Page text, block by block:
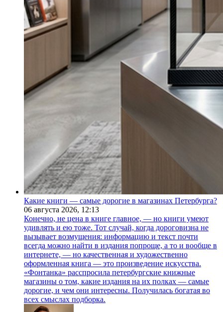
Какие книги — самые дорогие в магазинах Петербурга?
06 августа 2026, 12:13
Конечно, не цена в книге главное, — но книги умеют
удивлять и ею тоже. Тот случай, когда дороговизна не
вызывает возмущения: информацию и текст почти
всегда можно найти в издания попроще, а то и вообще в
интернете, — но качественная и художественно
оформленная книга — это произведение искусства.
«Фонтанка» расспросила петербургские книжные
магазины о том, какие издания на их полках — самые
дорогие, и чем они интересны. Получилась богатая во
всех смыслах подборка.